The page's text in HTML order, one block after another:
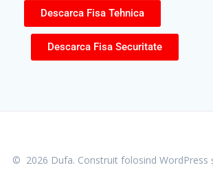
Descarca Fisa Tehnica
Descarca Fisa Securitate
© 2026 Dufa. Construit folosind WordPress